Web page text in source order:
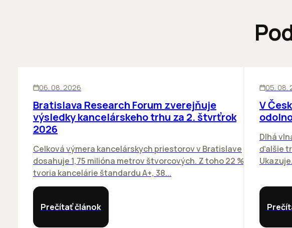
06. 08. 2026
Bratislava Research Forum zverejňuje
výsledky kancelárskeho trhu za 2. štvrťrok
2026
Celková výmera kancelárskych priestorov v Bratislave
dosahuje 1,75 milióna metrov štvorcových. Z toho 22 %
tvoria kancelárie štandardu A+, 38...
Prečítať článok
05. 08.
V
Dlhá
ďalšie